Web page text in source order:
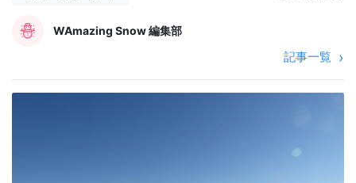
WAmazing Snow 編集部
記事一覧